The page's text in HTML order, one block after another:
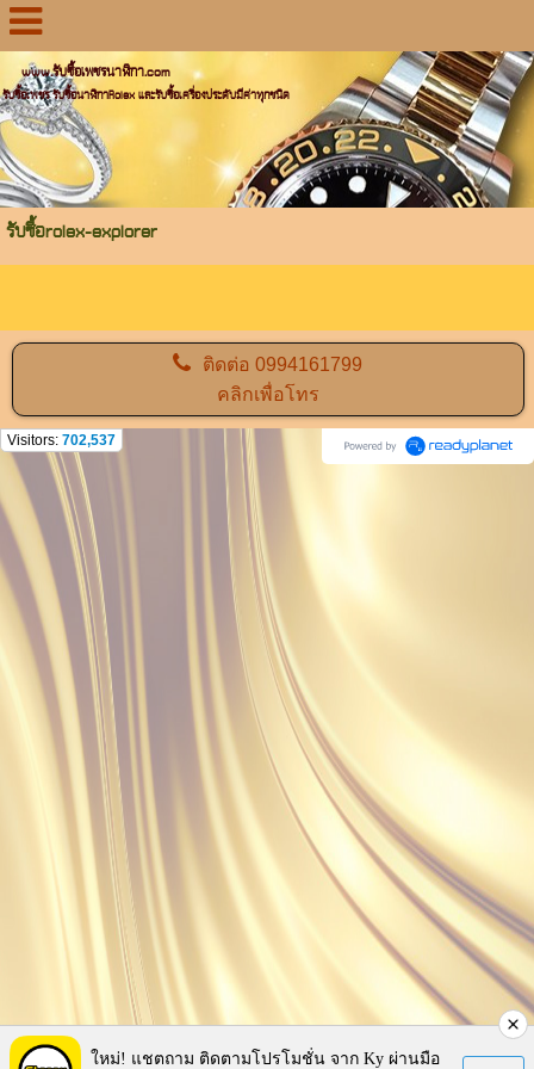
www.รับซื้อเพชรนาฬิกา.com
รับซื้อเพชร รับซื้อนาฬิกาRolex และรับซื้อเครื่องประดับมีค่าทุกชนิด
รับซื้อrolex-explorer
ติดต่อ0994161799
คลิกเพื่อโทร
Visitors: 702,537
ใหม่! แชตถาม ติดตามโปรโมชั่น จาก Ky ผ่านมือ